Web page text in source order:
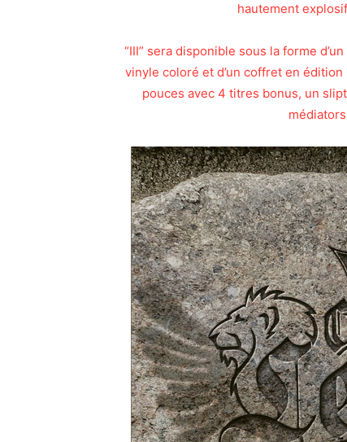
hautement
“III” sera disponible sous la forme
vinyle coloré et d’un coffret en
pouces avec 4 titres bonus, un